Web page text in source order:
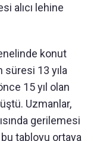
alıcı lehine
konut
süresi 13 yıla
15 yıl olan
Uzmanlar,
gerilemesi
tabloyu ortaya